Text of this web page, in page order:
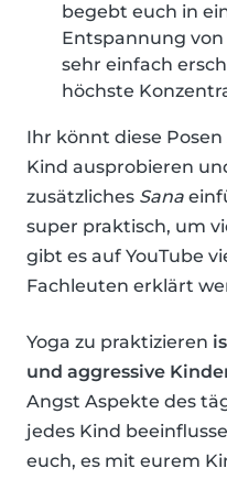
begebt euch in
Entspannung von
sehr einfach
höchste
Ihr könnt diese
Kind ausprobieren
zusätzliches Sana
super praktisch, um
gibt es auf YouTube
Fachleuten erklärt
Yoga zu praktizieren
und aggressive
Angst Aspekte des
jedes Kind
euch, es mit eurem